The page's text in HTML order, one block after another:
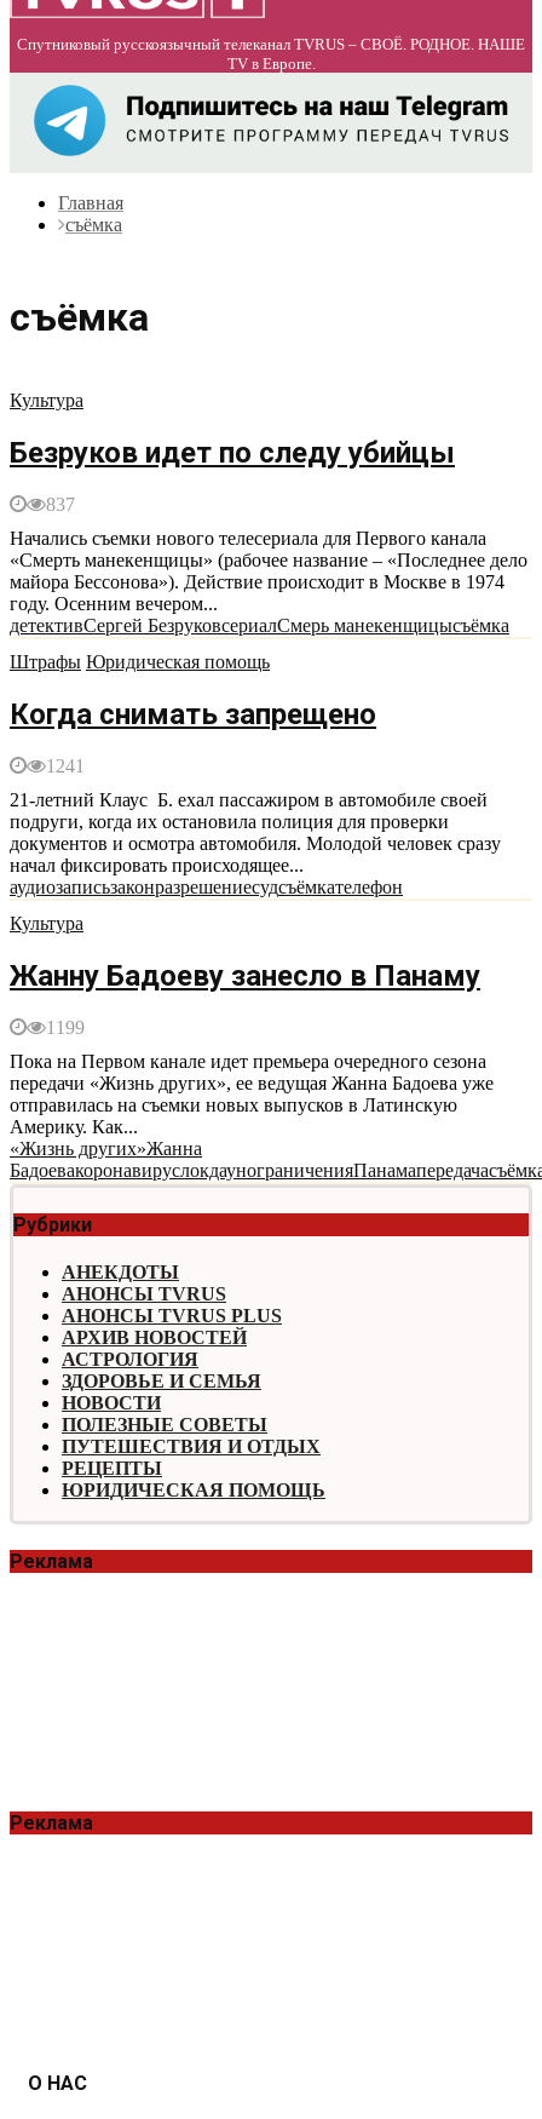
Спутниковый русскоязычный телеканал TVRUS – СВОЁ. РОДНОЕ. НАШЕ
TV в Европе.
Главная
съёмка
съёмка
Культура
Безруков идет по следу убийцы
837
Начались съемки нового телесериала для Первого канала
«Смерть манекенщицы» (рабочее название – «Последнее дело
майора Бессонова»). Действие происходит в Москве в 1974
году. Осенним вечером...
детективСергей БезруковсериалСмерь манекенщицысъёмка
Штрафы Юридическая помощь
Когда снимать запрещено
1241
21-летний Клаус Б. ехал пассажиром в автомобиле своей
подруги, когда их остановила полиция для проверки
документов и осмотра автомобиля. Молодой человек сразу
начал фиксировать происходящее...
аудиозаписьзаконразрешениесудсъёмкателефон
Культура
Жанну Бадоеву занесло в Панаму
1199
Пока на Первом канале идет премьера очередного сезона
передачи «Жизнь других», ее ведущая Жанна Бадоева уже
отправилась на съемки новых выпусков в Латинскую
Америку. Как...
«Жизнь других»Жанна
БадоевакоронавируслокдаунограниченияПанамапередача
Рубрики
АНЕКДОТЫ
АНОНСЫ TVRUS
АНОНСЫ TVRUS PLUS
АРХИВ НОВОСТЕЙ
АСТРОЛОГИЯ
ЗДОРОВЬЕ И СЕМЬЯ
НОВОСТИ
ПОЛЕЗНЫЕ СОВЕТЫ
ПУТЕШЕСТВИЯ И ОТДЫХ
РЕЦЕПТЫ
ЮРИДИЧЕСКАЯ ПОМОЩЬ
Реклама
Реклама
О НАС